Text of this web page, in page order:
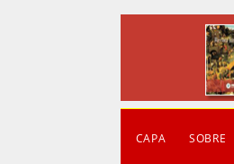
CAPA SOBRE